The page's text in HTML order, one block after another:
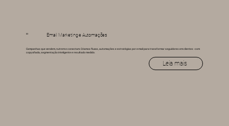
03 Email Marketing e Automações
Campanhas que vendem, nutrem e conectam. Criamos fluxos, automações e estratégias por e-mail para transformar seguidores em clientes - com
copy afiada, segmentação inteligente e resultado medido.
Leia mais